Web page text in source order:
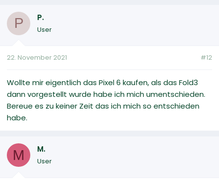
P P.
User
22. November 2021 #12
Wollte mir eigentlich das Pixel 6 kaufen, als das Fold3
dann vorgestellt wurde habe ich mich umentschieden.
Bereue es zu keiner Zeit das ich mich so entschieden
habe.
M M.
User